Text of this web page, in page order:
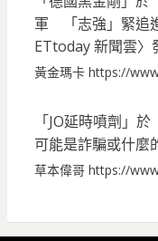
軍 「志強」緊追
ETtoday 新聞雲〉
黃金瑪卡 https://
「JO延時噴劑 」於
可能是詐騙或什麼
草本偉哥 https://